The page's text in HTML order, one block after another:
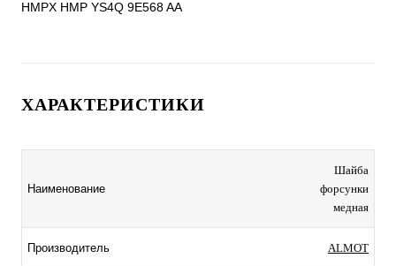
ХАРАКТЕРИСТИКИ
Наименование
Шайба
форсунки
медная
Производитель ALMOT